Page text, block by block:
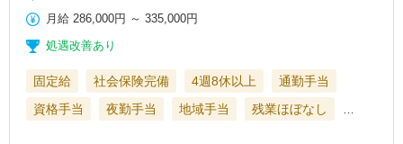
月給 286,000円 ～335,000円
処遇改善あり
固定給 社会保険完備 4週8休以上
通勤手当
資格手当
夜勤手当 地域手当 残業ほぼなし …